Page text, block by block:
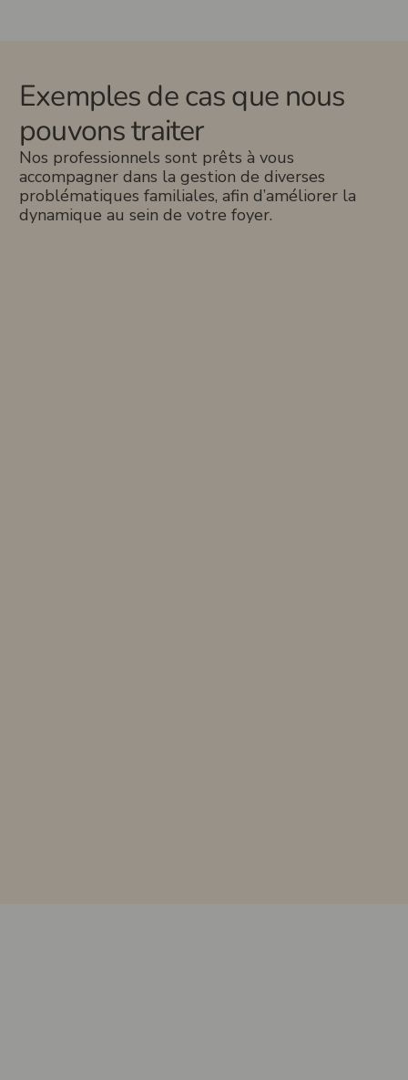
Exemples de cas que nous
pouvons traiter
Nos professionnels sont prêts à vous
accompagner dans la gestion de diverses
problématiques familiales, afin d’améliorer la
dynamique au sein de votre foyer.